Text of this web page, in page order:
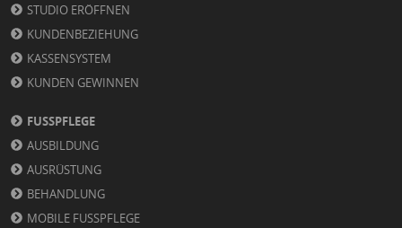
STUDIO ERÖFFNEN
KUNDENBEZIEHUNG
KASSENSYSTEM
KUNDEN GEWINNEN
FUSSPFLEGE
AUSBILDUNG
AUSRÜSTUNG
BEHANDLUNG
MOBILE FUSSPFLEGE